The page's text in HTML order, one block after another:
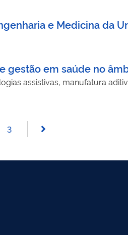
e Medicina da
em saúde no
assistivas, manufatura
3